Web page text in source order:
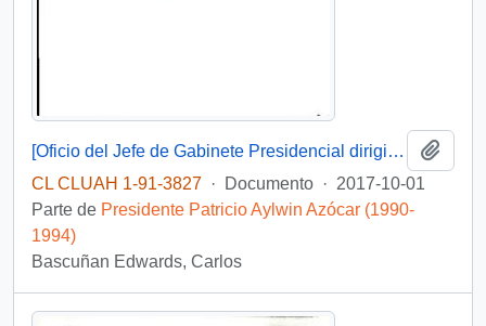
[Oficio del Jefe de Gabinete Presidencial dirigido al Intendente de la IX Región]
CL CLUAH 1-91-3827 · Documento · 2017-10-01
Parte de Presidente Patricio Aylwin Azócar (1990-
1994)
Bascuñan Edwards, Carlos